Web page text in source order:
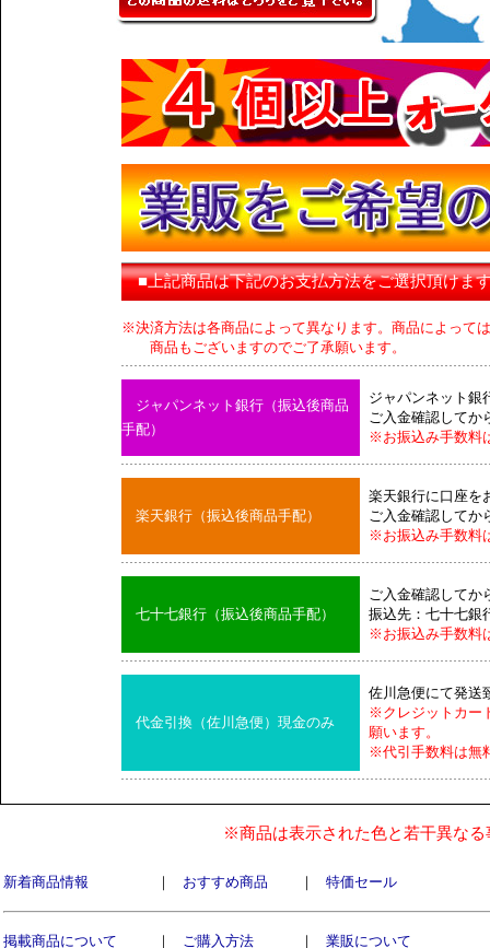
■上記商品は下記のお支払方法をご選択頂けま
※決済方法は各商品によって異なります。商品によって
商品もございますのでご了承願います。
ジャパンネット銀行（振込後商品
手配）
ジャパンネット銀
ご入金確認してか
※お振込み手数料
楽天銀行（振込後商品手配）
楽天銀行に口座を
ご入金確認してか
※お振込み手数料
七十七銀行（振込後商品手配）
ご入金確認してか
振込先：七十七銀
※お振込み手数料
代金引換（佐川急便）現金のみ
佐川急便にて発送
※クレジットカー
願います。
※代引手数料は無
※商品は表示された色と若干異な
新着商品情報 ｜ おすすめ商品 ｜ 特価セール
掲載商品について ｜ ご購入方法 ｜ 業販について